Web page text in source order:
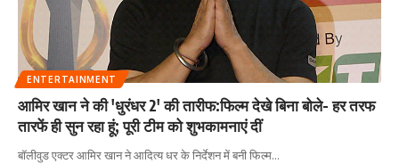
ENTERTAINMENT
आमिर खान ने की 'धुरंधर 2' की तारीफ:फिल्म देखे बिना बोले- हर तरफ
तारफें ही सुन रहा हूं; पूरी टीम को शुभकामनाएं दीं
बॉलीवुड एक्टर आमिर खान ने आदित्य धर के निर्देशन में बनी फिल्म…